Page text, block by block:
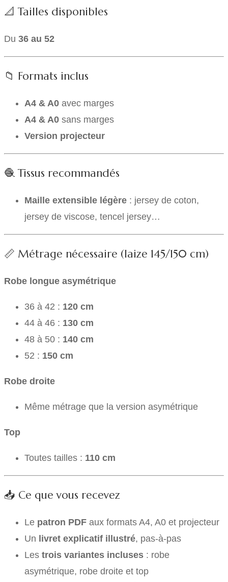
📐 Tailles disponibles
Du 36 au 52
📁 Formats inclus
A4 & A0 avec marges
A4 & A0 sans marges
Version projecteur
🧶 Tissus recommandés
Maille extensible légère : jersey de coton,
jersey de viscose, tencel jersey…
📏 Métrage nécessaire (laize 145/150 cm)
Robe longue asymétrique
36 à 42 : 120 cm
44 à 46 : 130 cm
48 à 50 : 140 cm
52 : 150 cm
Robe droite
Même métrage que la version asymétrique
Top
Toutes tailles : 110 cm
📥 Ce que vous recevez
Le patron PDF aux formats A4, A0 et projecteur
Un livret explicatif illustré, pas-à-pas
Les trois variantes incluses : robe
asymétrique, robe droite et top